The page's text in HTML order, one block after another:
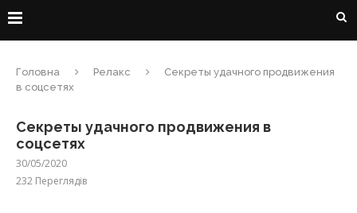
Головна Релакс
Секреты удачного продвижения
в соцсетях
Секреты удачного продвижения в
соцсетях
30/05/2020
232 Переглядів